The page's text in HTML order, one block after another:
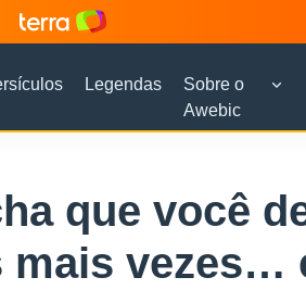
Legendas
Sobre o
Awebic
que você
mais vezes…